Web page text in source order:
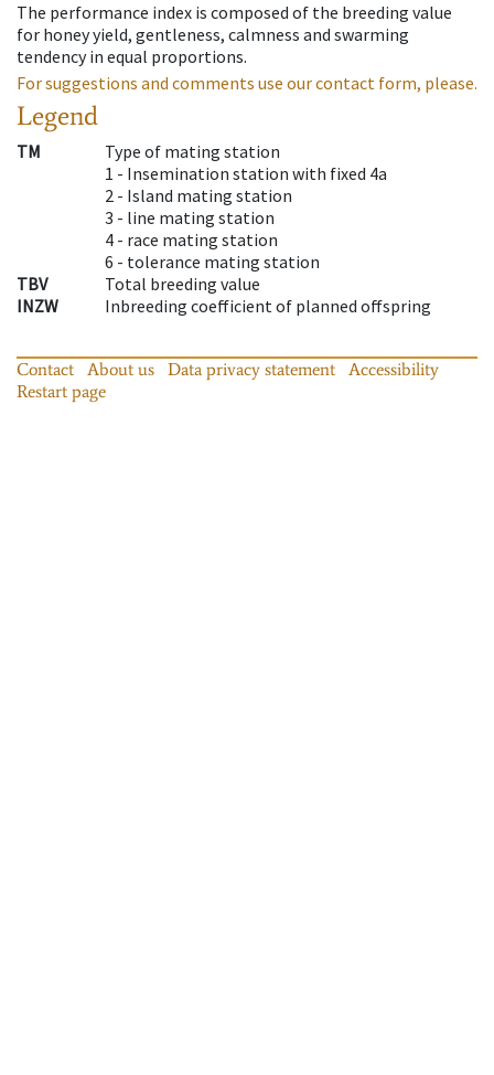
The performance index is composed of the breeding value
for honey yield, gentleness, calmness and swarming
tendency in equal proportions.
For suggestions and comments use our contact form, please.
Legend
TM
Type of mating station
1 - Insemination station with fixed 4a
2 - Island mating station
3 - line mating station
4 - race mating station
6 - tolerance mating station
TBV
Total breeding value
INZW
Inbreeding coefficient of planned offspring
Contact About us Data privacy statement
Accessibility
Restart page